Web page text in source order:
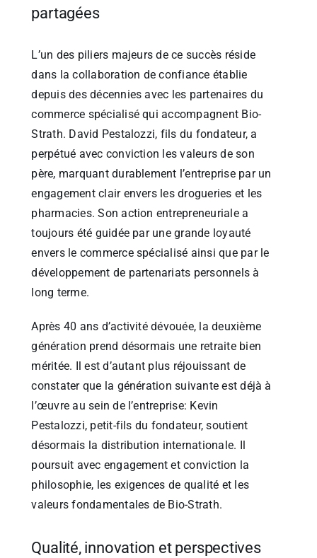
partagées
L’un des piliers majeurs de ce succès réside
dans la collaboration de confiance établie
depuis des décennies avec les partenaires du
commerce spécialisé qui accompagnent Bio-
Strath. David Pestalozzi, fils du fondateur, a
perpétué avec conviction les valeurs de son
père, marquant durablement l’entreprise par un
engagement clair envers les drogueries et les
pharmacies. Son action entrepreneuriale a
toujours été guidée par une grande loyauté
envers le commerce spécialisé ainsi que par le
développement de partenariats personnels à
long terme.
Après 40 ans d’activité dévouée, la deuxième
génération prend désormais une retraite bien
méritée. Il est d’autant plus réjouissant de
constater que la génération suivante est déjà à
l’œuvre au sein de l’entreprise: Kevin
Pestalozzi, petit-fils du fondateur, soutient
désormais la distribution internationale. Il
poursuit avec engagement et conviction la
philosophie, les exigences de qualité et les
valeurs fondamentales de Bio-Strath.
Qualité, innovation et perspectives